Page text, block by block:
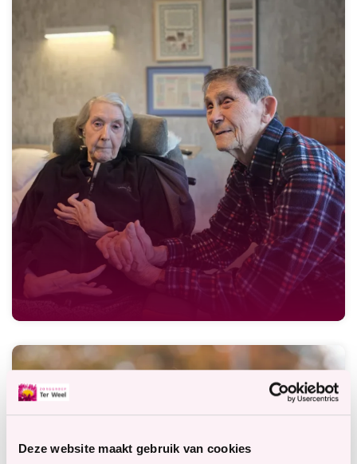
Deze website maakt gebruik van cookies